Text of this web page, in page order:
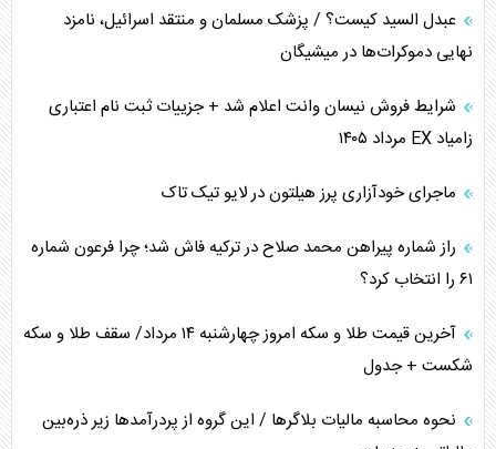
همسویی عربستان با سنتکام علیه متحدان ایران
ترامپ و توهم خلع سلاح حماس
چرا کویت به دنبال شریک امنیتی جدید است؟
اعتراف غرب به قدرت ایران در تثبیت معادلات
خطای راهبردی ترامپ مقابل برزیل
عبدل السید کیست؟ / پزشک مسلمان و منتقد اسرائیل، نامزد
نهایی دموکرات‌ها در میشیگان
شرایط فروش نیسان وانت اعلام شد + جزییات ثبت نام اعتباری
زامیاد EX مرداد ۱۴۰۵
ماجرای خودآزاری پرز هیلتون در لایو تیک تاک
راز شماره پیراهن محمد صلاح در ترکیه فاش شد؛ چرا فرعون شماره
۶۱ را انتخاب کرد؟
آخرین قیمت طلا و سکه امروز چهارشنبه ۱۴ مرداد/ سقف طلا و سکه
شکست + جدول
نحوه محاسبه مالیات بلاگر‌ها / این گروه از پردرآمد‌ها زیر ذره‌بین